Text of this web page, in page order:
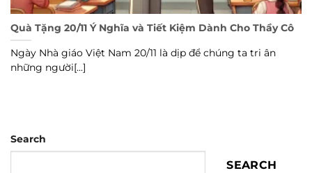
Quà Tặng 20/11 Ý Nghĩa và Tiết Kiệm Dành Cho Thầy Cô
Ngày Nhà giáo Việt Nam 20/11 là dịp để chúng ta tri ân
những người[...]
Search
SEARCH